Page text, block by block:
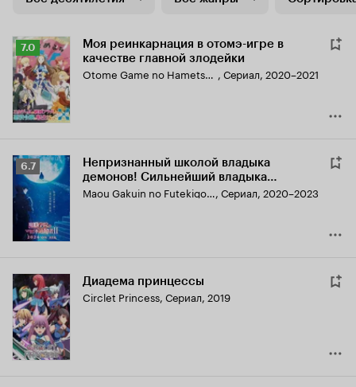
Рейтинг
Кинопоиска
7.0
7.0
Моя реинкарнация в отомэ-игре в
качестве главной злодейки
Otome Game no Hametsu Flag shika Nai Akuyaku Reijou ni Tensei shiteshimatta... , Сериал, 2020–2021
Рейтинг
Кинопоиска
6.7
6.7
Непризнанный школой владыка
демонов! Сильнейший владыка
демонов в истории поступает в
Maou Gakuin no Futekigousha: Shijou Saikyou no Maou no Shiso, Tensei shite Shison-tachi no Gakkou e Kayou, Сериал, 2020–2023
Диадема принцессы
Circlet Princess, Сериал, 2019